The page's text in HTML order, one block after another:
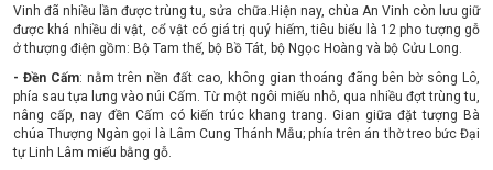
Vinh đã nhiều lần được trùng tu, sửa chữa.Hiện nay, chùa An Vinh còn lưu giữ
được khá nhiều di vật, cổ vật có giá trị quý hiếm, tiêu biểu là 12 pho tượng gỗ
ở thượng điện gồm: Bộ Tam thế, bộ Bồ Tát, bộ Ngọc Hoàng và bộ Cửu Long.
- Đền Cấm: nằm trên nền đất cao, không gian thoáng đãng bên bờ sông Lô,
phía sau tựa lưng vào núi Cấm. Từ một ngôi miếu nhỏ, qua nhiều đợt trùng tu,
nâng cấp, nay đền Cấm có kiến trúc khang trang. Gian giữa đặt tượng Bà
chúa Thượng Ngàn gọi là Lâm Cung Thánh Mẫu; phía trên án thờ treo bức Đại
tự Linh Lâm miếu bằng gỗ.